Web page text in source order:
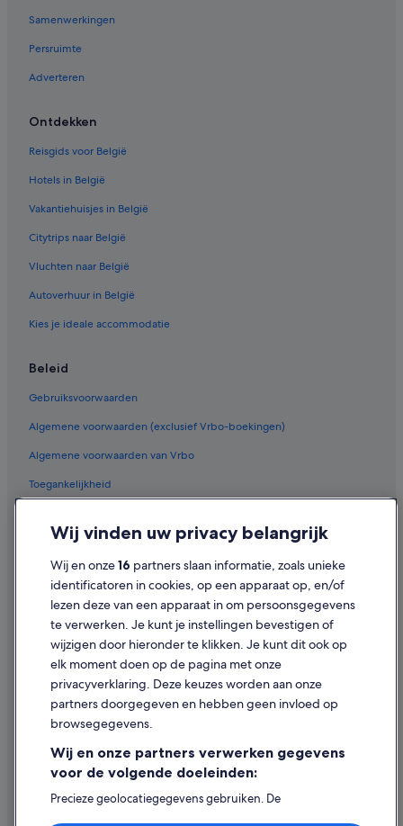
Samenwerkingen
Persruimte
Adverteren
Ontdekken
Reisgids voor België
Hotels in België
Vakantiehuisjes in België
Citytrips naar België
Vluchten naar België
Autoverhuur in België
Kies je ideale accommodatie
Beleid
Gebruiksvoorwaarden
Algemene voorwaarden (exclusief Vrbo-boekingen)
Algemene voorwaarden van Vrbo
Toegankelijkheid
Cookies
Juridische informatie/Contact
Inhoudsrichtlijnen en inhoud rapporteren
Hulp
Ondersteuning
Je boeking wijzigen of annuleren
Restitutieproces en tijdsbestek
Boek een vlucht met airlinetegoed
Wij vinden uw privacy belangrijk
Wij en onze16 partners slaan informatie, zoals unieke
identificatoren in cookies, op een apparaat op, en/of
lezen deze van een apparaat in om persoonsgegevens
te verwerken. Je kunt je instellingen bevestigen of
wijzigen door hieronder te klikken. Je kunt dit ook op
elk moment doen op de pagina met onze
privacyverklaring. Deze keuzes worden aan onze
partners doorgegeven en hebben geen invloed op
browsegegevens.
Wij en onze partners verwerken gegevens
voor de volgende doeleinden:
Precieze geolocatiegegevens gebruiken. De